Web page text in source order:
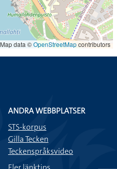
Map data ©OpenStreetMapcontributors
ANDRA WEBBPLATSER
STS-korpus
Gilla Tecken
Teckenspråksvideo